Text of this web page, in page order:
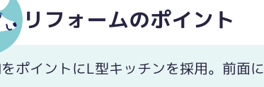
リフォームのポイント
ポイントにL型キッチンを採用。前面